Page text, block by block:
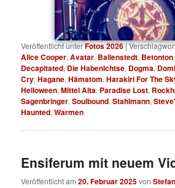
Veröffentlicht unterFotos 2026|
Alice Cooper,Avatar, Ballenstedt, Betonton,
Decapitated, Die Habenichtse, Dogma,
Cry,Hagane,Hämatom,Harakiri For The
Helloween,Mittel Alta, Paradise Lost,
Sagenbringer,Soulbound,Stahlmann,
Haunted,Warmen
Ensiferum mit neuem
Veröffentlicht am20. Februar 2025von